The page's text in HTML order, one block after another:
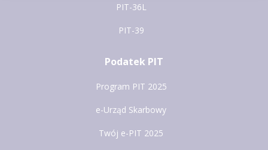
PIT-36L
PIT-39
Podatek PIT
Program PIT 2025
e-Urząd Skarbowy
Twój e-PIT 2025